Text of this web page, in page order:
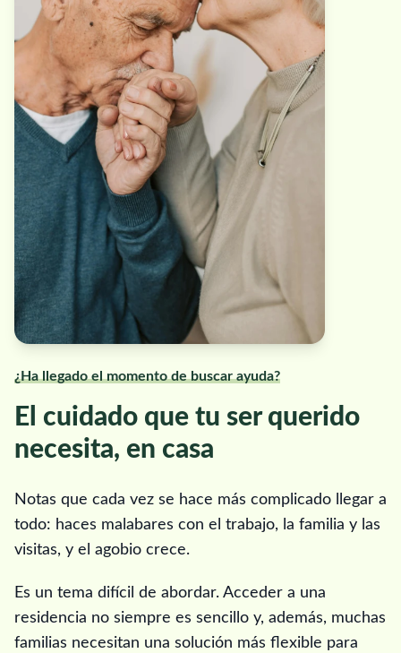
¿Ha llegado el momento de buscar ayuda?
El cuidado que tu ser querido
necesita, en casa
Notas que cada vez se hace más complicado llegar a
todo: haces malabares con el trabajo, la familia y las
visitas, y el agobio crece.
Es un tema difícil de abordar. Acceder a una
residencia no siempre es sencillo y, además, muchas
familias necesitan una solución más flexible para